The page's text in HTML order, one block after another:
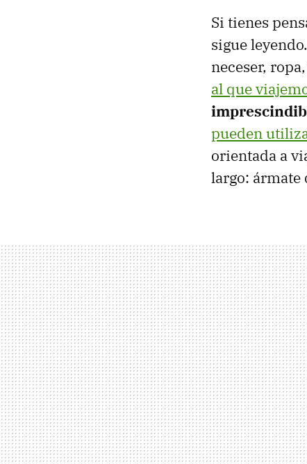
Si tienes
sigue
neceser,
al que
pueden
orientada a
largo: ármate